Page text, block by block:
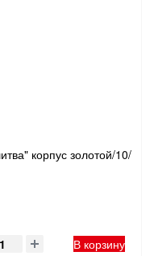
корпус золотой/10/
В корзину